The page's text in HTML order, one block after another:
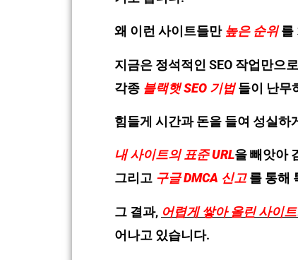
왜 이런 사이트들만 높은 순위를
지금은 정석적인 SEO 작업만으
각종 블랙햇 SEO 기법들이 난무
힘들게 시간과 돈을 들여 성실하
내 사이트의 표준 URL을 빼앗아
그리고 구글 DMCA 신고를 통해
그 결과, 어렵게 쌓아 올린 사이
어나고 있습니다.